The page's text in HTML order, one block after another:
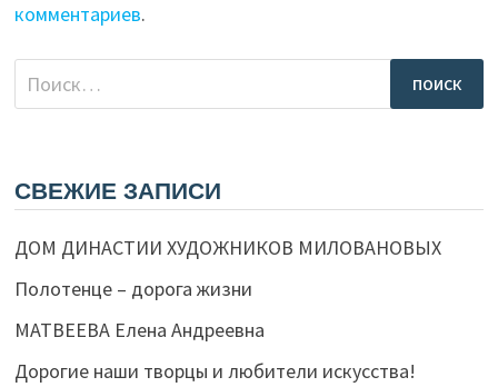
комментариев.
Найти:
СВЕЖИЕ ЗАПИСИ
ДОМ ДИНАСТИИ ХУДОЖНИКОВ МИЛОВАНОВЫХ
Полотенце – дорога жизни
МАТВЕЕВА Елена Андреевна
Дорогие наши творцы и любители искусства!